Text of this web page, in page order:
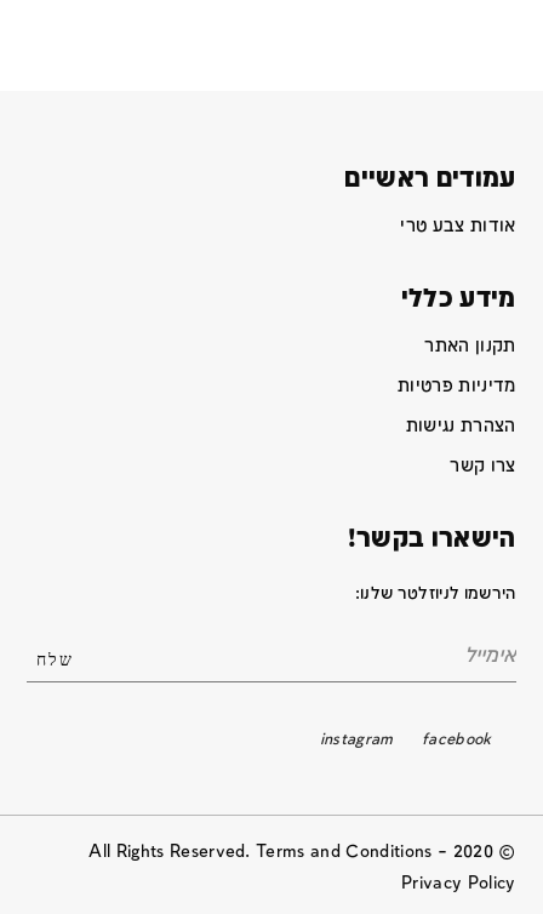
עמודים ראשיים
אודות צבע טרי
מידע כללי
תקנון האתר
מדיניות פרטיות
הצהרת נגישות
צרו קשר
הישארו בקשר!
הירשמו לניוזלטר שלנו:
facebook
instagram
© 2020 All Rights Reserved. Terms and Conditions –
Privacy Policy